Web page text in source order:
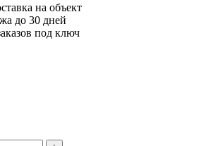
на объект
до 30 дней
под ключ